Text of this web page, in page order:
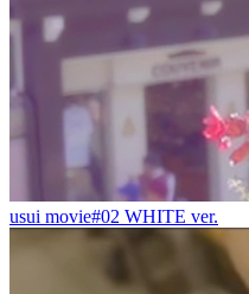
usui movie#02 WHITE ver.